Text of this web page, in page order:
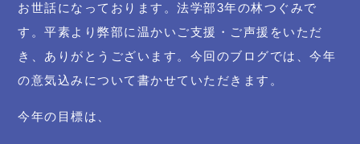
お世話になっております。法学部3年の林つぐみで
す。平素より弊部に温かいご支援・ご声援をいただ
き、ありがとうございます。今回のブログでは、今年
の意気込みについて書かせていただきます。
今年の目標は、